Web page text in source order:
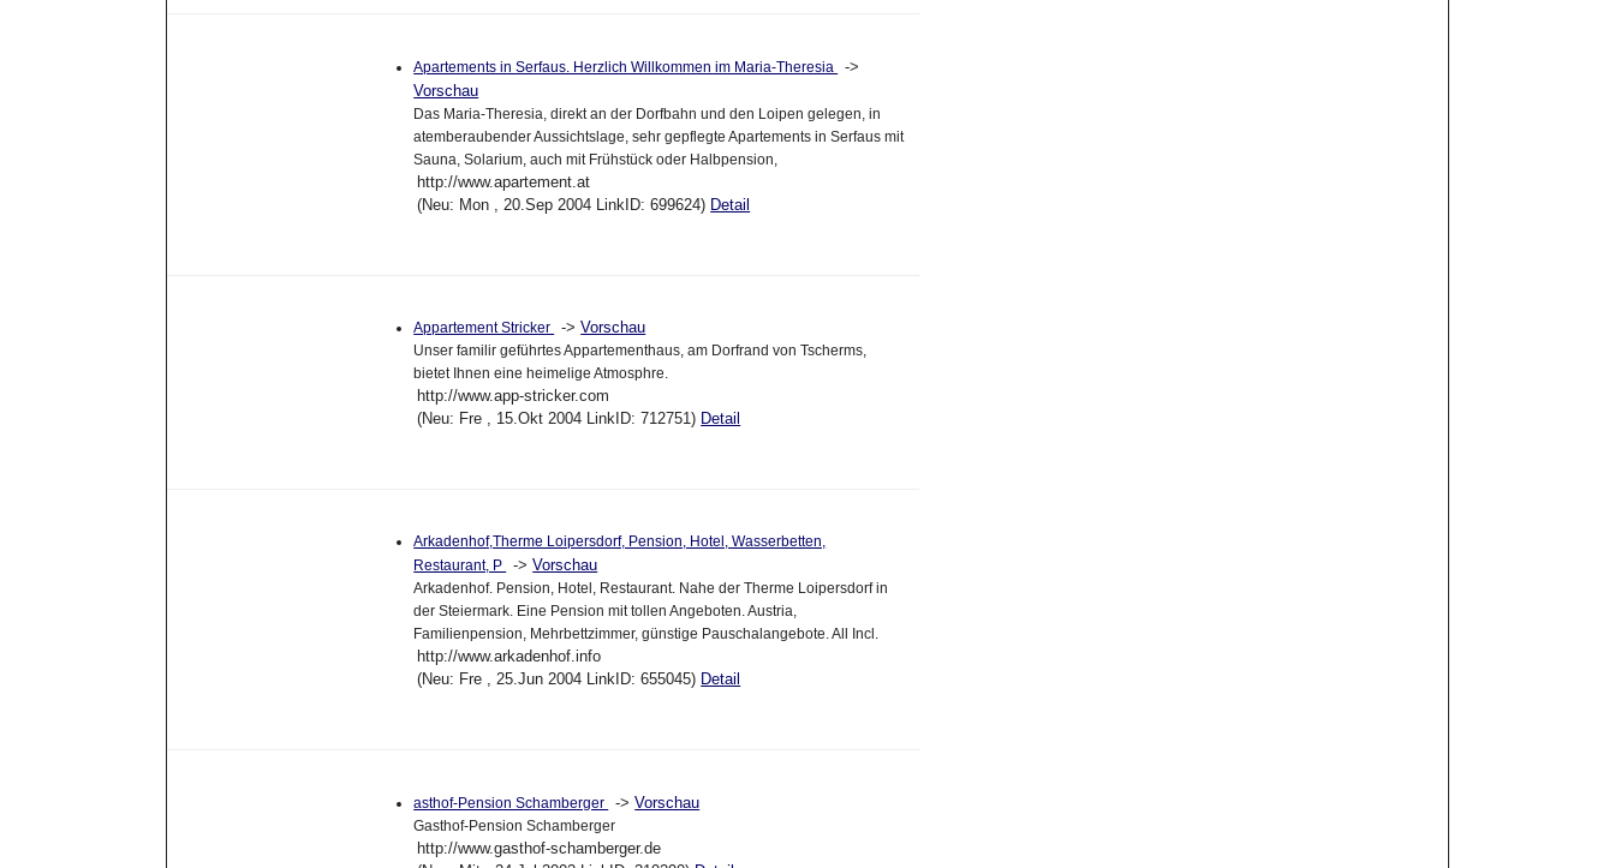
Apartements in Serfaus. Herzlich Willkommen im Maria-Theresia
->
Vorschau
Das Maria-Theresia, direkt an der Dorfbahn und den Loipen gelegen, in
atemberaubender Aussichtslage, sehr gepflegte Apartements in Serfaus mit
Sauna, Solarium, auch mit Frühstück oder Halbpension,
http://www.apartement.at
(Neu: Mon , 20.Sep 2004 LinkID: 699624) Detail
Appartement Stricker ->Vorschau
Unser familir geführtes Appartementhaus, am Dorfrand von Tscherms,
bietet Ihnen eine heimelige Atmosphre.
http://www.app-stricker.com
(Neu: Fre , 15.Okt 2004 LinkID: 712751) Detail
Arkadenhof,Therme Loipersdorf, Pension, Hotel, Wasserbetten,
Restaurant, P
->Vorschau
Arkadenhof. Pension, Hotel, Restaurant. Nahe der Therme Loipersdorf in
der Steiermark. Eine Pension mit tollen Angeboten. Austria,
Familienpension, Mehrbettzimmer, günstige Pauschalangebote. All Incl.
http://www.arkadenhof.info
(Neu: Fre , 25.Jun 2004 LinkID: 655045) Detail
asthof-Pension Schamberger ->Vorschau
Gasthof-Pension Schamberger
http://www.gasthof-schamberger.de